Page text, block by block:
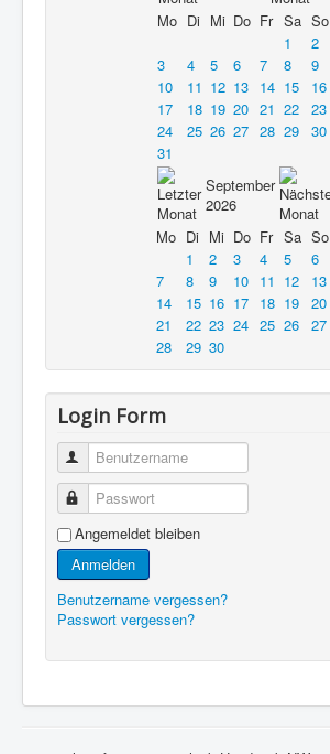
Mo Di Mi Do Fr Sa So
1
2
3
4 5 6 7 8
9
10
11 12 13 14 15
16
17
18 19 20 21 22
23
24
25 26 27 28 29
30
31
September
2026
Mo Di Mi Do Fr Sa So
1
2 3 4 5
6
7
8 9 10 11 12
13
14
15 16 17 18 19
20
21
22 23 24 25 26
27
28
29 30
Login Form
Benutzername
Passwort
Angemeldet bleiben
Anmelden
Benutzername vergessen?
Passwort vergessen?